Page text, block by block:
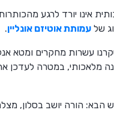
אינו יורד לרגע
של עמותת אוטיזם אונליין.
עשרות מחקרים ומטא
מלאכותי, במטרה לעדכן
הורה יושב בסלון,